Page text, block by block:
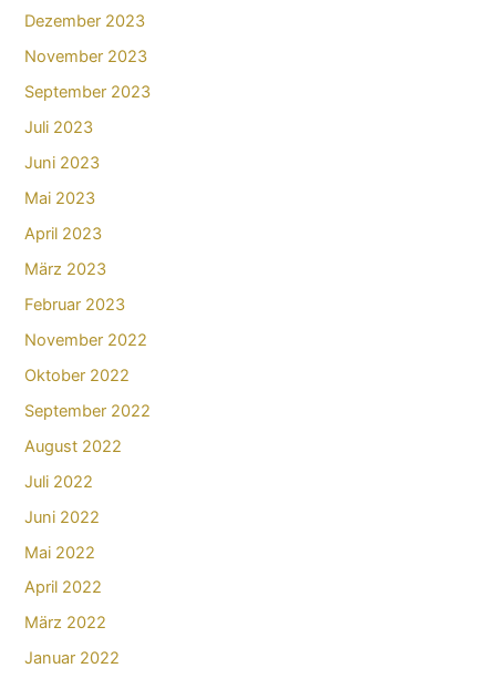
Dezember 2023
November 2023
September 2023
Juli 2023
Juni 2023
Mai 2023
April 2023
März 2023
Februar 2023
November 2022
Oktober 2022
September 2022
August 2022
Juli 2022
Juni 2022
Mai 2022
April 2022
März 2022
Januar 2022